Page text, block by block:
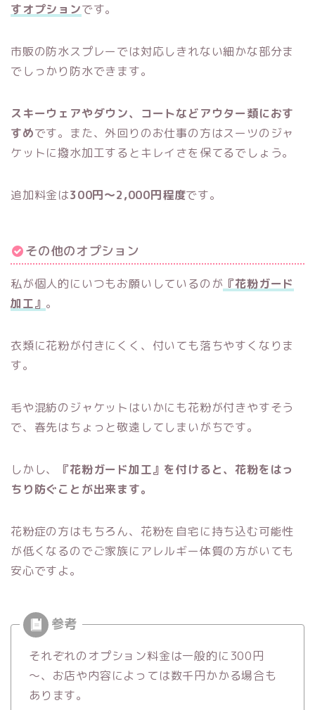
すオプションです。
市販の防水スプレーでは対応しきれない細かな部分ま
でしっかり防水できます。
スキーウェアやダウン、コートなどアウター類におす
すめです。また、外回りのお仕事の方はスーツのジャ
ケットに撥水加工するとキレイさを保てるでしょう。
追加料金は300円～2,000円程度です。
その他のオプション
私が個人的にいつもお願いしているのが 『花粉ガード
加工』 。
衣類に花粉が付きにくく、付いても落ちやすくなりま
す。
毛や混紡のジャケットはいかにも花粉が付きやすそう
で、春先はちょっと敬遠してしまいがちです。
しかし、
『花粉ガード加工』を付けると、花粉をはっ
ちり防ぐことが出来ます。
花粉症の方はもちろん、花粉を自宅に持ち込む可能性
が低くなるのでご家族にアレルギー体質の方がいても
安心ですよ。
それぞれのオプション料金は一般的に300円
～、お店や内容によっては数千円かかる場合も
あります。